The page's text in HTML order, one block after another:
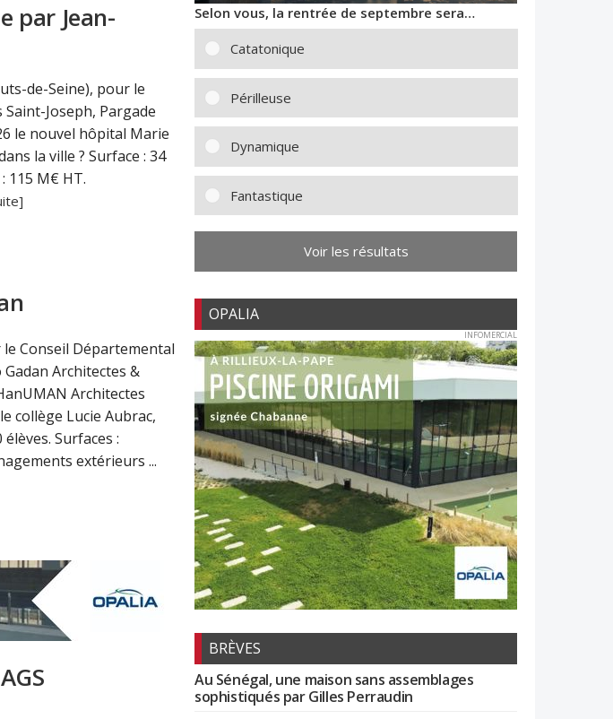
par Jean-
de-Seine), pour le
Joseph, Pargade
le nouvel hôpital Marie
la ville ? Surface : 34
115 M€ HT.
Conseil Départemental
Architectes &
Architectes
collège Lucie Aubrac,
Surfaces :
extérieurs ...
Selon vous, la rentrée de septembre sera…
Catatonique
Périlleuse
Dynamique
Fantastique
Voir les résultats
OPALIA
INFOMERCIAL
BRÈVES
Au Sénégal, une maison sans assemblages
sophistiqués par Gilles Perraudin